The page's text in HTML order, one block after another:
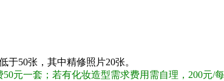
50张，其中精修照片20张。
元一套；若有化妆造型需求费用需自理，200元/